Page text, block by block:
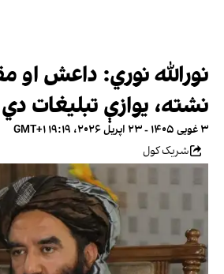
نورالله نوري: داعش او
نشته، یوازې تبلیغات دي
۳ غویی ۱۴۰۵ - ۲۳ اپریل ۲۰۲۶، ۱۹:۱۹ GMT+۱
شریک کول